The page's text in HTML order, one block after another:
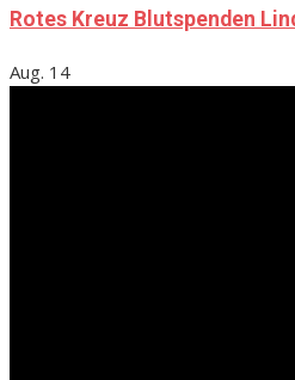
Rotes Kreuz Blutspenden
Aug. 14